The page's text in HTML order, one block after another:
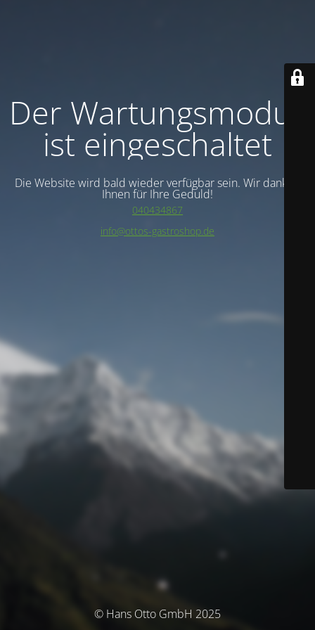
Der Wartungsmodus
ist eingeschaltet
Die Website wird bald wieder verfügbar sein. Wir danken
Ihnen für Ihre Geduld!
040434867
info@ottos-gastroshop.de
© Hans Otto GmbH 2025